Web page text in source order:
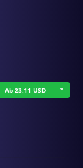
Ab 23,11 USD